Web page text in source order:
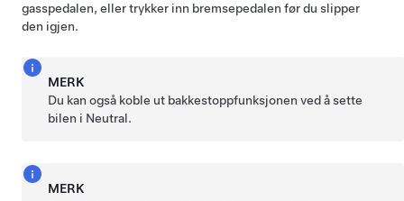
gasspedalen, eller trykker inn bremsepedalen før du slipper
den igjen.
MERK
Du kan også koble ut bakkestoppfunksjonen ved å sette
bilen i Neutral.
MERK